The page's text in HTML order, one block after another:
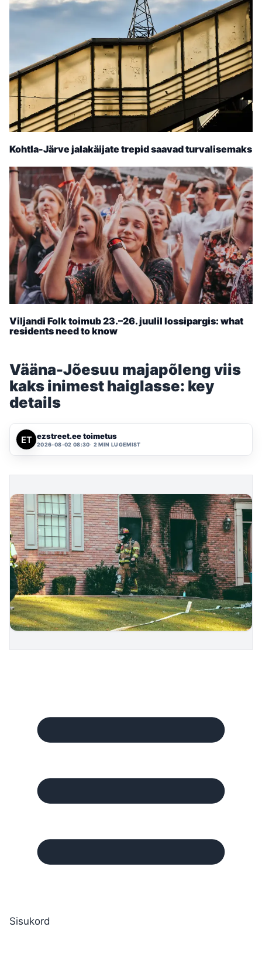
Kohtla-Järve jalakäijate trepid saavad turvalisemaks
Viljandi Folk toimub 23.–26. juulil lossipargis: what
residents need to know
Vääna-Jõesuu majapõleng viis
kaks inimest haiglasse: key
details
ezstreet.ee toimetus
2026-08-02 08:30 2 MIN LUGEMIST
Sisukord